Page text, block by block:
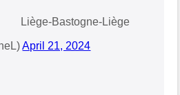
Liège
April 21, 2024